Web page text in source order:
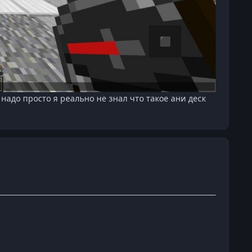
просто я реально не знал что такое ани деск